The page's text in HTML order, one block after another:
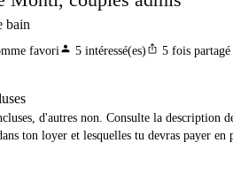
bain
favoriperson 5 intéressé(es) ios_share 5 fois partagé
d'autres non. Consulte la description
ton loyer et lesquelles tu devras payer en